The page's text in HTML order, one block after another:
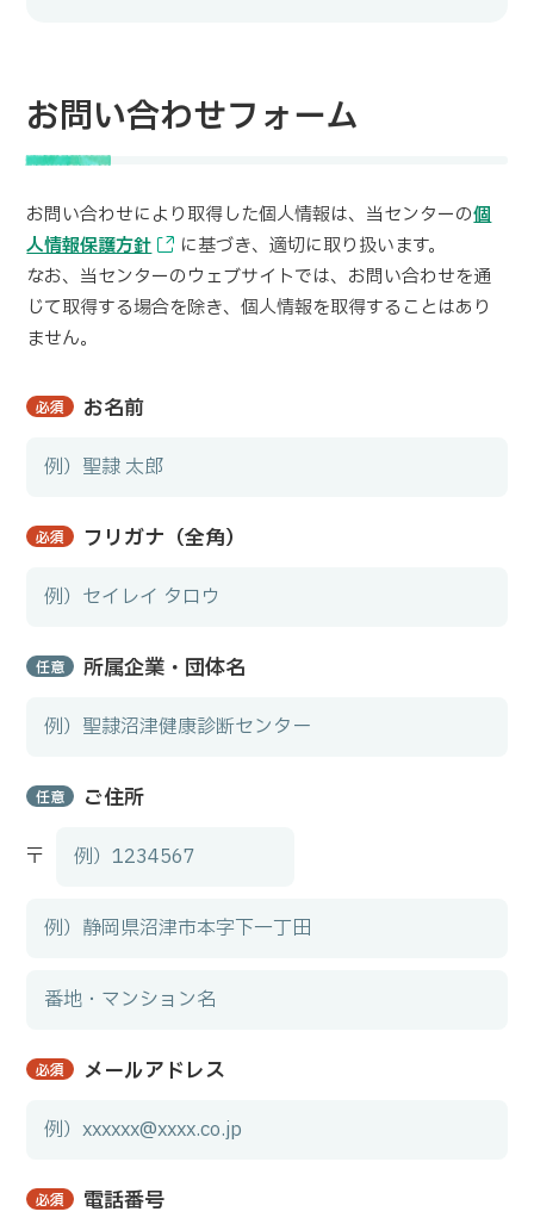
お問い合わせフォーム
お問い合わせにより取得した個人情報は、当センターの個
人情報保護方針
に基づき、適切に取り扱います。
なお、当センターのウェブサイトでは、お問い合わせを通
じて取得する場合を除き、個人情報を取得することはあり
ません。
必須 お名前
必須 フリガナ（全角）
任意 所属企業・団体名
任意 ご住所
〒
必須 メールアドレス
必須 電話番号